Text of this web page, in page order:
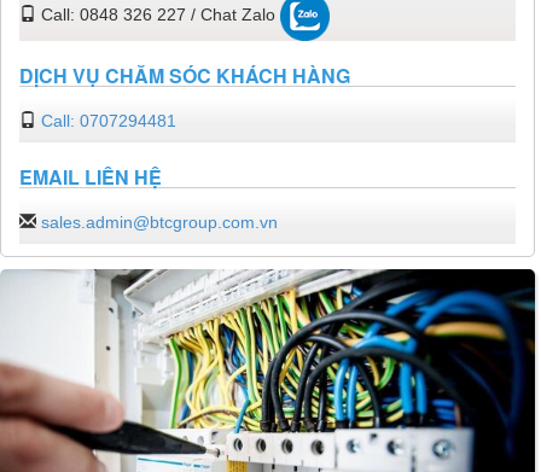
Call: 0848 326 227 / Chat Zalo
DỊCH VỤ CHĂM SÓC KHÁCH HÀNG
Call: 0707294481
EMAIL LIÊN HỆ
sales.admin@btcgroup.com.vn